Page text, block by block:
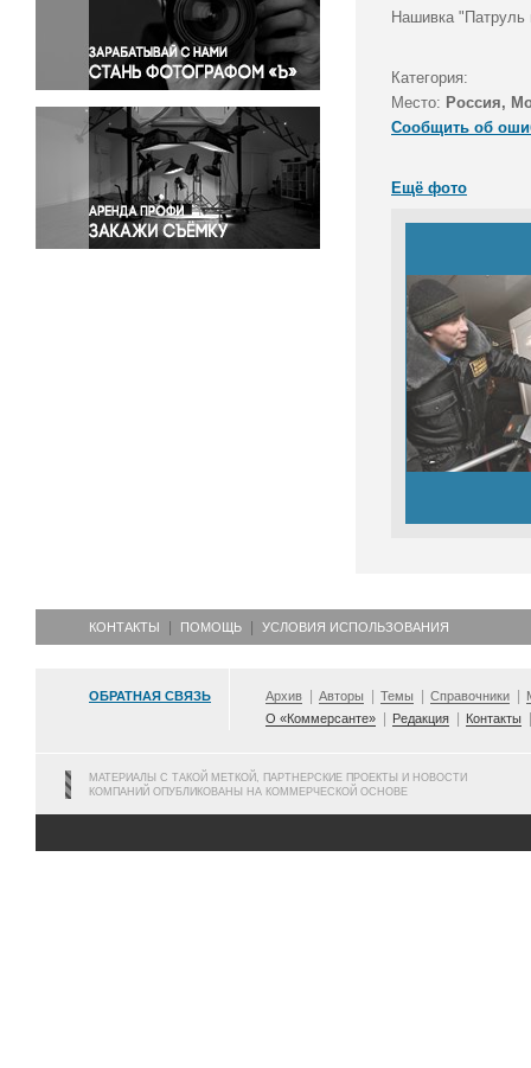
Правосудие
Происшествия и конфликты
Религия
Светская жизнь
Спорт
Экология
Экономика и бизнес
Нашивка "Патруль
Категория:
Место: Россия,
Сообщить об
Ещё фото
КОНТАКТЫ ПОМОЩЬ УСЛОВИЯ ИСПОЛЬЗОВАНИЯ
ОБРАТНАЯ СВЯЗЬ Архив Авторы Темы Справочники
О «Коммерсанте»
Редакция Контакты
МАТЕРИАЛЫ С ТАКОЙ МЕТКОЙ, ПАРТНЕРСКИЕ ПРОЕКТЫ И НОВОСТИ
КОМПАНИЙ ОПУБЛИКОВАНЫ НА КОММЕРЧЕСКОЙ ОСНОВЕ